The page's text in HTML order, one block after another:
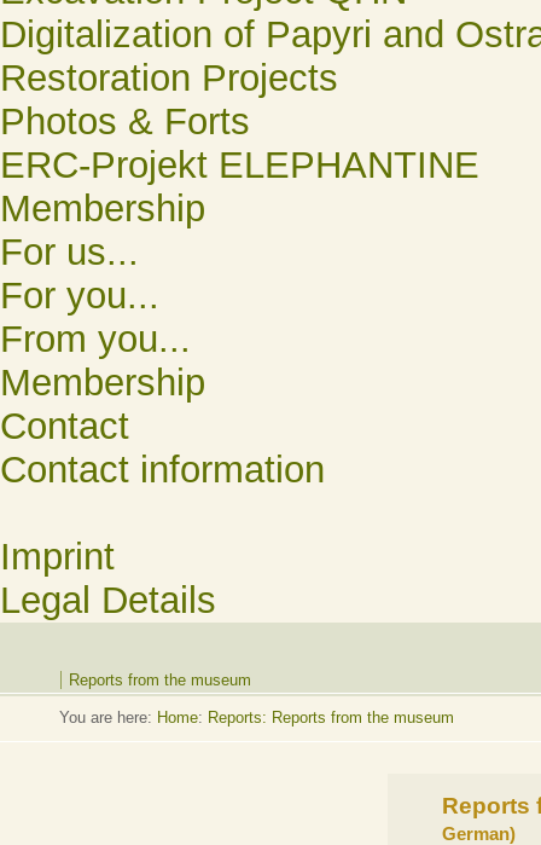
Digitalization of Papyri and
Restoration Projects
Photos & Forts
ERC-Projekt ELEPHANTINE
Membership
For us...
For you...
From you...
Membership
Contact
Contact information
Imprint
Legal Details
Reports from the museum
You are here: Home: Reports: Reports from the museum
Reports
German)